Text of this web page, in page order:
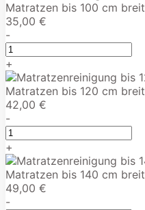
Matratzen bis 100 cm breit
35,00 €
-
+
Matratzen bis 120 cm breit
42,00 €
-
+
Matratzen bis 140 cm breit
49,00 €
-